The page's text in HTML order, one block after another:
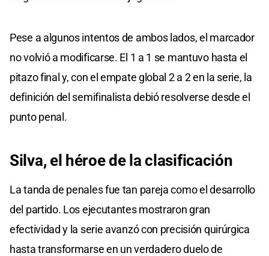
Pese a algunos intentos de ambos lados, el marcador
no volvió a modificarse. El 1 a 1 se mantuvo hasta el
pitazo final y, con el empate global 2 a 2 en la serie, la
definición del semifinalista debió resolverse desde el
punto penal.
Silva, el héroe de la clasificación
La tanda de penales fue tan pareja como el desarrollo
del partido. Los ejecutantes mostraron gran
efectividad y la serie avanzó con precisión quirúrgica
hasta transformarse en un verdadero duelo de